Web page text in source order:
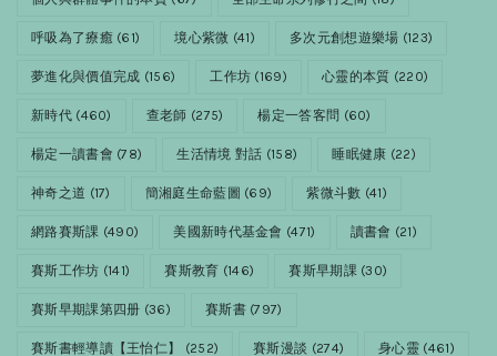
呼吸為了療癒 (61) 境心紫微 (41) 多次元創想遊樂場 (123)
夢進化與價值完成 (156) 工作坊 (169) 心靈的本質 (220)
新時代(460) 查老師 (275) 楊定一答客問 (60)
楊定一讀書會 (78) 生活情境 對話 (158) 睡眠健康 (22)
神奇之道 (17) 簡湘庭生命藍圖 (69) 紫微斗數 (41)
網路賽斯課 (490) 美國新時代基金會 (471) 讀書會 (21)
賽斯工作坊 (141) 賽斯教育 (146) 賽斯早期課 (30)
賽斯早期課第四册 (36) 賽斯書(797)
賽斯書輕導讀【王怡仁】 (252) 賽斯漫談 (274) 身心靈 (461)